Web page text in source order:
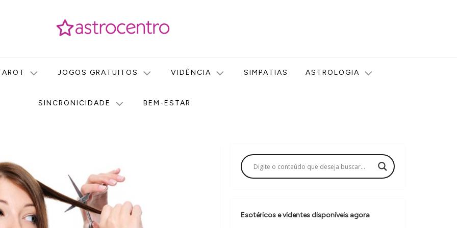
JOGOS GRATUITOS VIDÊNCIA SIMPATIAS ASTROLOGIA
SINCRONICIDADE BEM-ESTAR
Esotéricos e videntes disponíveis agora